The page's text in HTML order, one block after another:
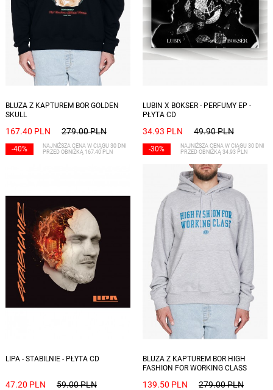
BLUZA Z KAPTUREM BOR GOLDEN
SKULL
167.40 PLN 279.00 PLN
-40%
NAJNIŻSZA CENA W CIĄGU 30 DNI
PRZED OBNIŻKĄ 167.40 PLN
LUBIN X BOKSER - PERFUMY EP -
PŁYTA CD
34.93 PLN 49.90 PLN
-30%
NAJNIŻSZA CENA W CIĄGU 30 DNI
PRZED OBNIŻKĄ 34.93 PLN
LIPA - STABILNIE - PŁYTA CD
47.20 PLN 59.00 PLN
BLUZA Z KAPTUREM BOR HIGH
FASHION FOR WORKING CLASS
139.50 PLN 279.00 PLN